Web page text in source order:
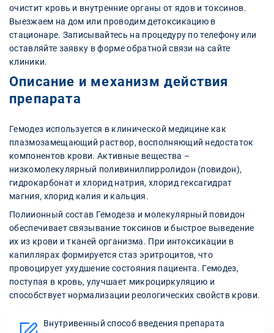
очистит кровь и внутренние органы от ядов и токсинов.
Выезжаем на дом или проводим детоксикацию в
стационаре. Записывайтесь на процедуру по телефону или
оставляйте заявку в форме обратной связи на сайте
клиники.
Описание и механизм действия
препарата
Гемодез используется в клинической медицине как
плазмозамещающий раствор, восполняющий недостаток
компонентов крови. Активные вещества –
низкомолекулярный поливинилпирролидон (повидон),
гидрокарбонат и хлорид натрия, хлорид гексагидрат
магния, хлорид калия и кальция.
Полиионный состав Гемодеза и молекулярный повидон
обеспечивает связывание токсинов и быстрое выведение
их из крови и тканей организма. При интоксикации в
капиллярах формируется стаз эритроцитов, что
провоцирует ухудшение состояния пациента. Гемодез,
поступая в кровь, улучшает микроциркуляцию и
способствует нормализации реологических свойств крови.
Внутривенный способ введения препарата